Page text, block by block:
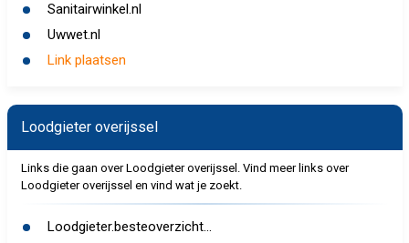
Sanitairwinkel.nl
Uwwet.nl
Link plaatsen
Loodgieter overijssel
Links die gaan over Loodgieter overijssel. Vind meer links over
Loodgieter overijssel en vind wat je zoekt.
Loodgieter.besteoverzicht...